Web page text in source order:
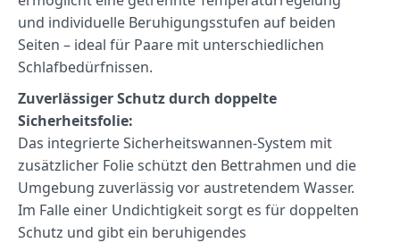
und individuelle Beruhigungsstufen auf beiden
Seiten – ideal für Paare mit unterschiedlichen
Schlafbedürfnissen.
Zuverlässiger Schutz durch doppelte
Sicherheitsfolie:
Das integrierte Sicherheitswannen-System mit
zusätzlicher Folie schützt den Bettrahmen und die
Umgebung zuverlässig vor austretendem Wasser.
Im Falle einer Undichtigkeit sorgt es für doppelten
Schutz und gibt ein beruhigendes